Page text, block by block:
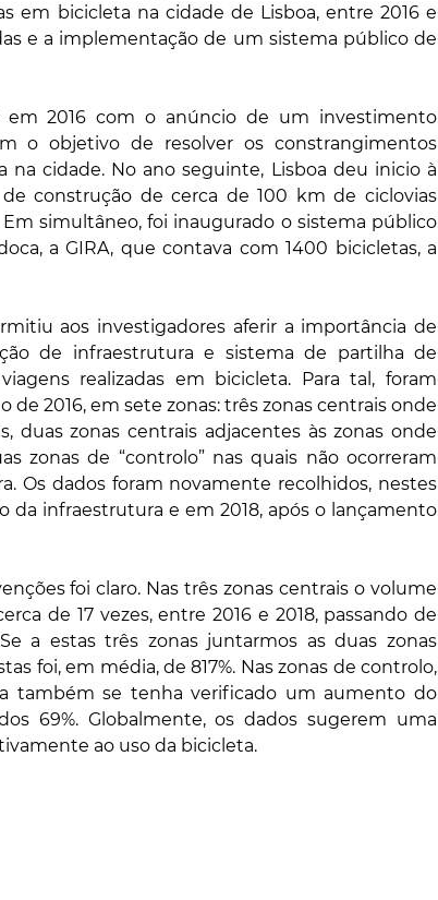
em bicicleta na cidade de Lisboa, entre 2016 e
e a implementação de um sistema público de
2016 com o anúncio de um investimento
o objetivo de resolver os constrangimentos
cidade. No ano seguinte, Lisboa deu inicio à
construção de cerca de 100 km de ciclovias
simultâneo, foi inaugurado o sistema público
a GIRA, que contava com 1400 bicicletas, a
aos investigadores aferir a importância de
de infraestrutura e sistema de partilha de
realizadas em bicicleta. Para tal, foram
2016, em sete zonas: três zonas centrais onde
duas zonas centrais adjacentes às zonas onde
zonas de “controlo” nas quais não ocorreram
Os dados foram novamente recolhidos, nestes
da infraestrutura e em 2018, após o lançamento
foi claro. Nas três zonas centrais o volume
de 17 vezes, entre 2016 e 2018, passando de
a estas três zonas juntarmos as duas zonas
foi, em média, de 817%. Nas zonas de controlo,
também se tenha verificado um aumento do
69%. Globalmente, os dados sugerem uma
ao uso da bicicleta.